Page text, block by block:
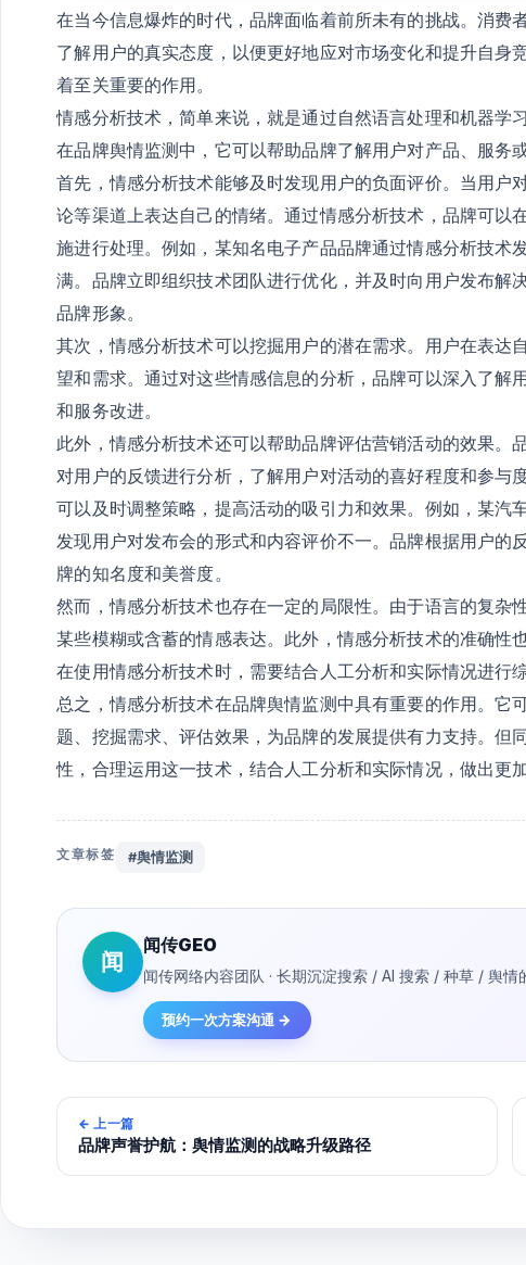
在当今信息爆炸的时代，品牌面临着前所未有的挑战。消费
了解用户的真实态度，以便更好地应对市场变化和提升自身
着至关重要的作用。
情感分析技术，简单来说，就是通过自然语言处理和机器学
在品牌舆情监测中，它可以帮助品牌了解用户对产品、服务
首先，情感分析技术能够及时发现用户的负面评价。当用户
论等渠道上表达自己的情绪。通过情感分析技术，品牌可以
施进行处理。例如，某知名电子产品品牌通过情感分析技术
满。品牌立即组织技术团队进行优化，并及时向用户发布解
品牌形象。
其次，情感分析技术可以挖掘用户的潜在需求。用户在表达
望和需求。通过对这些情感信息的分析，品牌可以深入了解
和服务改进。
此外，情感分析技术还可以帮助品牌评估营销活动的效果。
对用户的反馈进行分析，了解用户对活动的喜好程度和参与
可以及时调整策略，提高活动的吸引力和效果。例如，某汽
发现用户对发布会的形式和内容评价不一。品牌根据用户的
牌的知名度和美誉度。
然而，情感分析技术也存在一定的局限性。由于语言的复杂
某些模糊或含蓄的情感表达。此外，情感分析技术的准确性
在使用情感分析技术时，需要结合人工分析和实际情况进行综
总之，情感分析技术在品牌舆情监测中具有重要的作用。它
题、挖掘需求、评估效果，为品牌的发展提供有力支持。但
性，合理运用这一技术，结合人工分析和实际情况，做出更
文章标签 #舆情监测
闻
闻传GEO
闻传网络内容团队 · 长期沉淀搜索 / AI 搜索 / 种草 / 舆情
预约一次方案沟通 →
← 上一篇
品牌声誉护航：舆情监测的战略升级路径